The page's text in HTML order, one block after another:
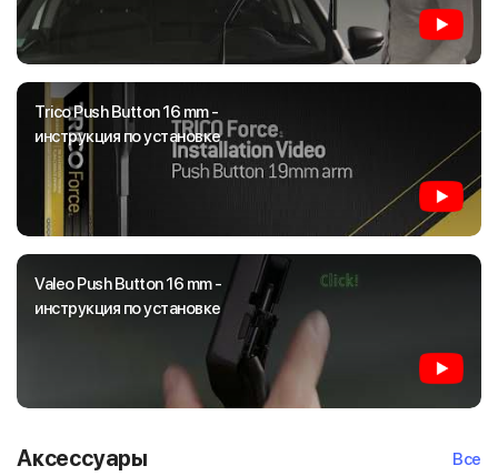
Trico Push Button 16 mm -
инструкция по установке
Valeo Push Button 16 mm -
инструкция по установке
Аксессуары Все